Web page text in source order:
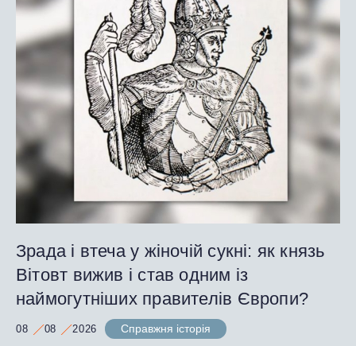
Зрада і втеча у жіночій сукні: як князь
Вітовт вижив і став одним із
наймогутніших правителів Європи?
08 08 2026
Справжня історія